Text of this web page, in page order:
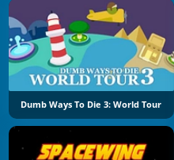
Dumb Ways To Die 3: World Tour